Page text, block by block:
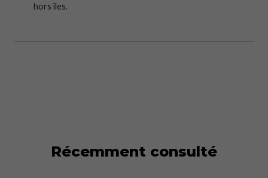
hors îles.
Récemment consulté